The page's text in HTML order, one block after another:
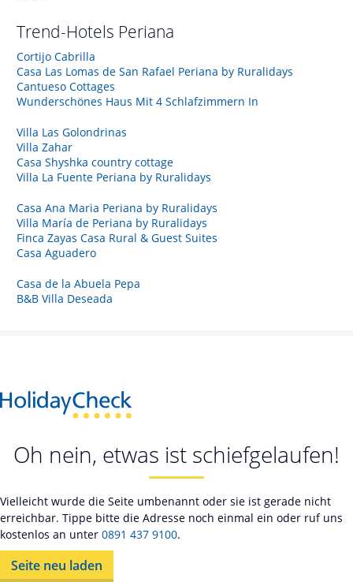
Trend-Hotels Periana
Cortijo Cabrilla
Casa Las Lomas de San Rafael Periana by Ruralidays
Cantueso Cottages
Wunderschönes Haus Mit 4 Schlafzimmern In
Villa Las Golondrinas
Villa Zahar
Casa Shyshka country cottage
Villa La Fuente Periana by Ruralidays
Casa Ana Maria Periana by Ruralidays
Villa María de Periana by Ruralidays
Finca Zayas Casa Rural & Guest Suites
Casa Aguadero
Casa de la Abuela Pepa
B&B Villa Deseada
Oh nein, etwas ist schiefgelaufen!
Vielleicht wurde die Seite umbenannt oder sie ist gerade nicht
erreichbar. Tippe bitte die Adresse noch einmal ein oder ruf uns
kostenlos an unter 0891 437 9100.
Seite neu laden